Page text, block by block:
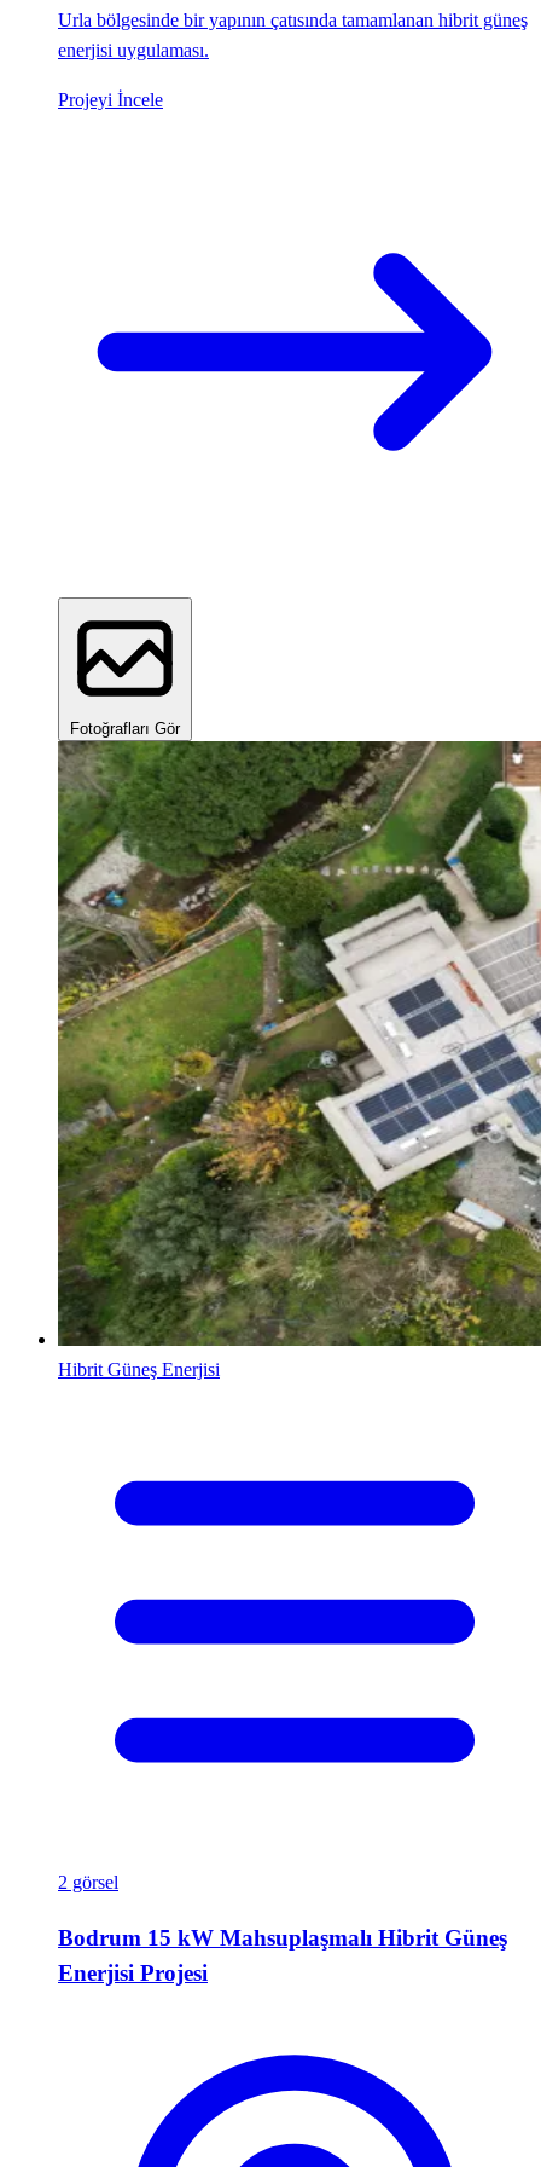
Urla bölgesinde bir yapının çatısında tamamlanan hibrit güneş
enerjisi uygulaması.
Projeyi İncele
Fotoğrafları Gör
Hibrit Güneş Enerjisi
2 görsel
Bodrum 15 kW Mahsuplaşmalı Hibrit Güneş
Enerjisi Projesi